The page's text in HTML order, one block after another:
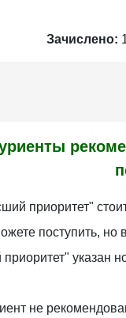
Зачислено:
приоритет"
поступить,
указан
не